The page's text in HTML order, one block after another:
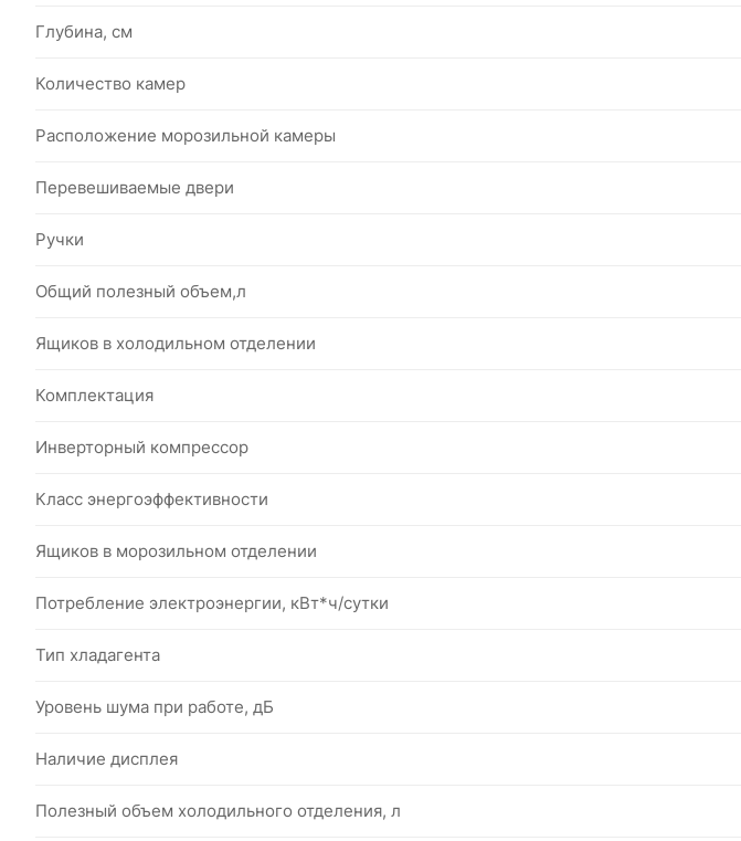
Глубина, см
Количество камер
Расположение морозильной камеры
Перевешиваемые двери
Ручки
Общий полезный объем,л
Ящиков в холодильном отделении
Комплектация
Инверторный компрессор
Класс энергоэффективности
Ящиков в морозильном отделении
Потребление электроэнергии, кВт*ч/сутки
Тип хладагента
Уровень шума при работе, дБ
Наличие дисплея
Полезный объем холодильного отделения, л